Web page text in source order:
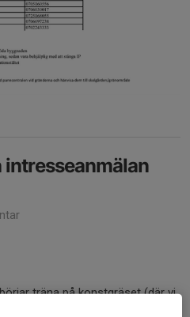
träna på konstgräset (där vi